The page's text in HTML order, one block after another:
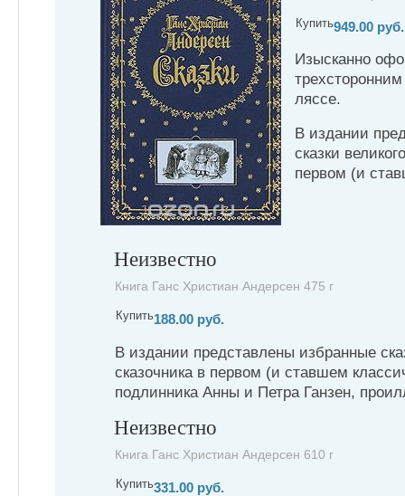
Купить949.00 руб.
Изысканно
ляссе.
В издании
сказки
первом (и
Неизвестно
Книга Ганс Христиан Андерсен 475 г
Купить188.00 руб.
В издании представлены избранные
сказочника в первом (и ставшем
подлинника Анны и Петра Ганзен,
Неизвестно
Книга Ганс Христиан Андерсен 610 г
Купить331.00 руб.